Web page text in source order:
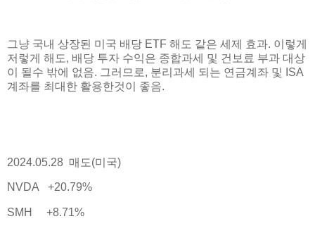
그냥 국내 상장된 미국 배당 ETF 해도 같은 세제 효과. 이렇게
저렇게 해도, 배당 투자 수익은 종합과세 및 건보료 부과 대상
이 될수 밖에 없음. 그러므로, 분리과세 되는 연금계좌 및 ISA
계좌를 최대한 활용한것이 좋음.
2024.05.28 매도(미국)
NVDA +20.79%
SMH +8.71%